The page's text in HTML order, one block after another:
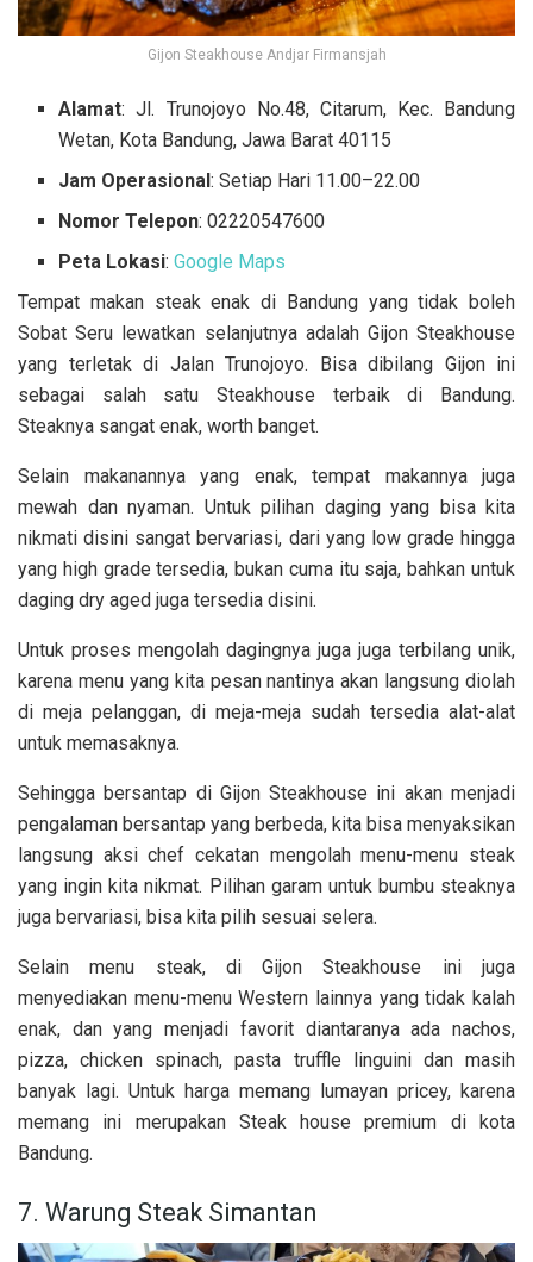
Gijon Steakhouse Andjar Firmansjah
Alamat: Jl. Trunojoyo No.48, Citarum, Kec. Bandung
Wetan, Kota Bandung, Jawa Barat 40115
Jam Operasional: Setiap Hari 11.00–22.00
Nomor Telepon: 02220547600
Peta Lokasi:Google Maps
Tempat makan steak enak di Bandung yang tidak boleh
Sobat Seru lewatkan selanjutnya adalah Gijon Steakhouse
yang terletak di Jalan Trunojoyo. Bisa dibilang Gijon ini
sebagai salah satu Steakhouse terbaik di Bandung.
Steaknya sangat enak, worth banget.
Selain makanannya yang enak, tempat makannya juga
mewah dan nyaman. Untuk pilihan daging yang bisa kita
nikmati disini sangat bervariasi, dari yang low grade hingga
yang high grade tersedia, bukan cuma itu saja, bahkan untuk
daging dry aged juga tersedia disini.
Untuk proses mengolah dagingnya juga juga terbilang unik,
karena menu yang kita pesan nantinya akan langsung diolah
di meja pelanggan, di meja-meja sudah tersedia alat-alat
untuk memasaknya.
Sehingga bersantap di Gijon Steakhouse ini akan menjadi
pengalaman bersantap yang berbeda, kita bisa menyaksikan
langsung aksi chef cekatan mengolah menu-menu steak
yang ingin kita nikmat. Pilihan garam untuk bumbu steaknya
juga bervariasi, bisa kita pilih sesuai selera.
Selain menu steak, di Gijon Steakhouse ini juga
menyediakan menu-menu Western lainnya yang tidak kalah
enak, dan yang menjadi favorit diantaranya ada nachos,
pizza, chicken spinach, pasta truffle linguini dan masih
banyak lagi. Untuk harga memang lumayan pricey, karena
memang ini merupakan Steak house premium di kota
Bandung.
7. Warung Steak Simantan